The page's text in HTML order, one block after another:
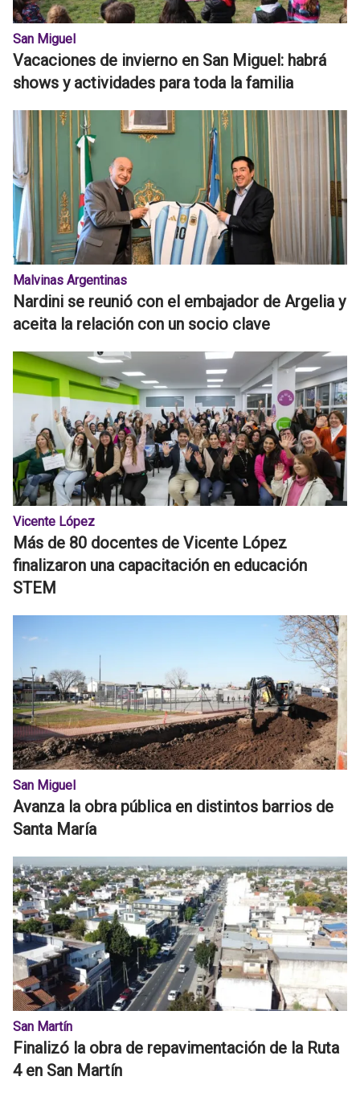
San Miguel
Vacaciones de invierno en San Miguel: habrá
shows y actividades para toda la familia
Malvinas Argentinas
Nardini se reunió con el embajador de Argelia y
aceita la relación con un socio clave
Vicente López
Más de 80 docentes de Vicente López
finalizaron una capacitación en educación
STEM
San Miguel
Avanza la obra pública en distintos barrios de
Santa María
San Martín
Finalizó la obra de repavimentación de la Ruta
4 en San Martín